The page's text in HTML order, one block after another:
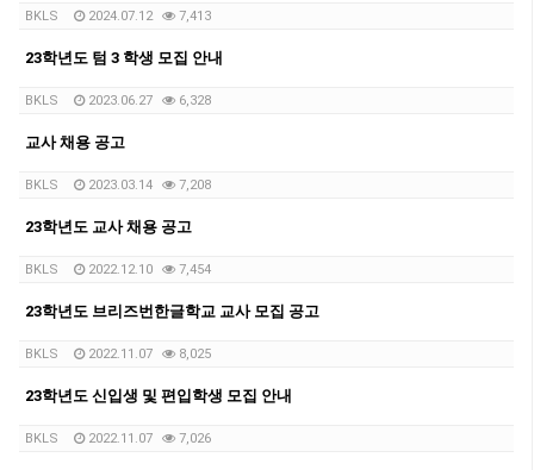
BKLS 2024.07.12 7,413
23학년도 텀 3 학생 모집 안내
BKLS 2023.06.27 6,328
교사 채용 공고
BKLS 2023.03.14 7,208
23학년도 교사 채용 공고
BKLS 2022.12.10 7,454
23학년도 브리즈번한글학교 교사 모집 공고
BKLS 2022.11.07 8,025
23학년도 신입생 및 편입학생 모집 안내
BKLS 2022.11.07 7,026